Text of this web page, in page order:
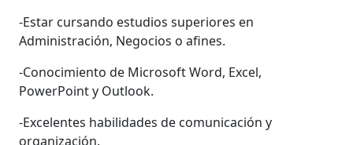
-Estar cursando estudios superiores en
Administración, Negocios o afines.
-Conocimiento de Microsoft Word, Excel,
PowerPoint y Outlook.
-Excelentes habilidades de comunicación y
organización.